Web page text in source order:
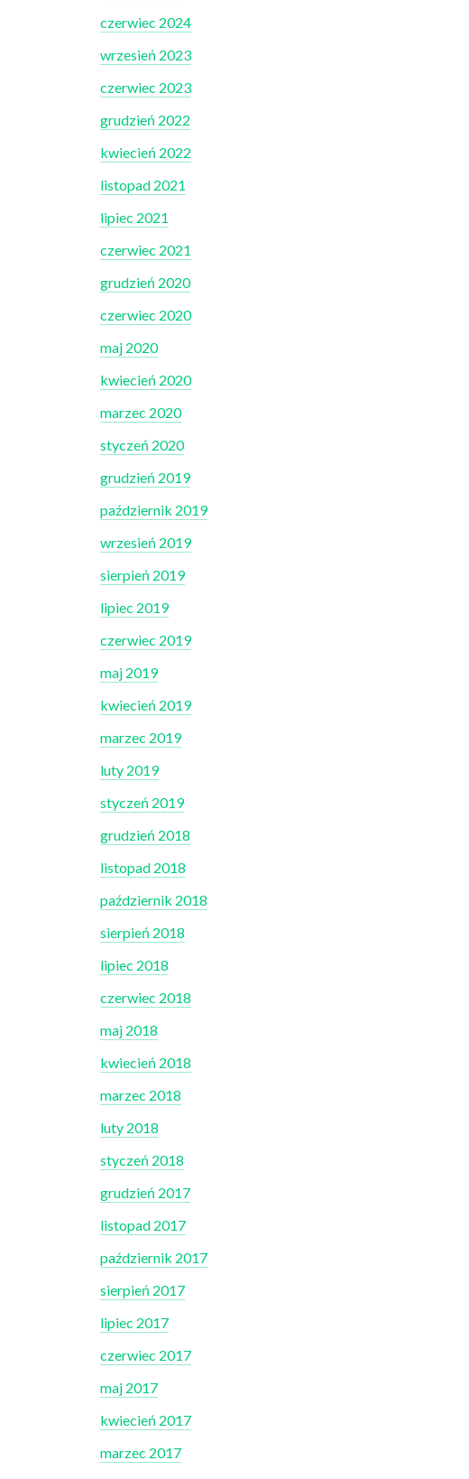
czerwiec 2024
wrzesień 2023
czerwiec 2023
grudzień 2022
kwiecień 2022
listopad 2021
lipiec 2021
czerwiec 2021
grudzień 2020
czerwiec 2020
maj 2020
kwiecień 2020
marzec 2020
styczeń 2020
grudzień 2019
październik 2019
wrzesień 2019
sierpień 2019
lipiec 2019
czerwiec 2019
maj 2019
kwiecień 2019
marzec 2019
luty 2019
styczeń 2019
grudzień 2018
listopad 2018
październik 2018
sierpień 2018
lipiec 2018
czerwiec 2018
maj 2018
kwiecień 2018
marzec 2018
luty 2018
styczeń 2018
grudzień 2017
listopad 2017
październik 2017
sierpień 2017
lipiec 2017
czerwiec 2017
maj 2017
kwiecień 2017
marzec 2017